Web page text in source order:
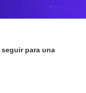
para una